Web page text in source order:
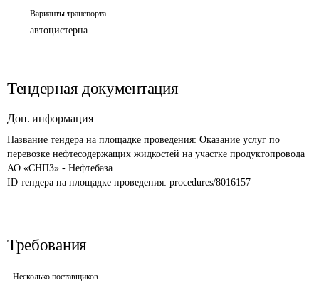
Варианты транспорта
автоцистерна
Тендерная документация
Доп. информация
Название тендера на площадке проведения: Оказание услуг по
перевозке нефтесодержащих жидкостей на участке продуктопровода
АО «СНПЗ» - Нефтебаза
ID тендера на площадке проведения: procedures/8016157
Требования
Несколько поставщиков